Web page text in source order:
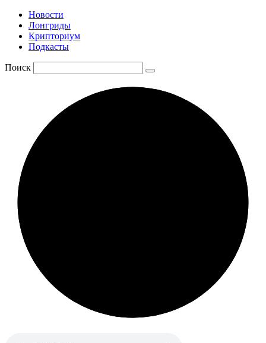
Новости
Лонгриды
Крипториум
Подкасты
Поиск